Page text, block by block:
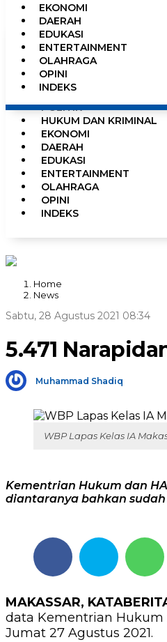
0%
HOME
NEWS
PEMERINTAHAN
POLITIK
HUKUM DAN KRIMINAL
EKONOMI
DAERAH
EDUKASI
ENTERTAINMENT
OLAHRAGA
OPINI
INDEKS
EKONOMI
DAERAH
EDUKASI
ENTERTAINMENT
OLAHRAGA
OPINI
INDEKS
Home
News
Sabtu, 28 Agustus 2021 08:34
5.471
Muhammad Shadiq
WBP Lapas Kelas IA
Kementrian Hukum dan
diantaranya bahkan sudah
MAKASSAR,
data Kementrian Hukum
Jumat 27 Agustus 2021.